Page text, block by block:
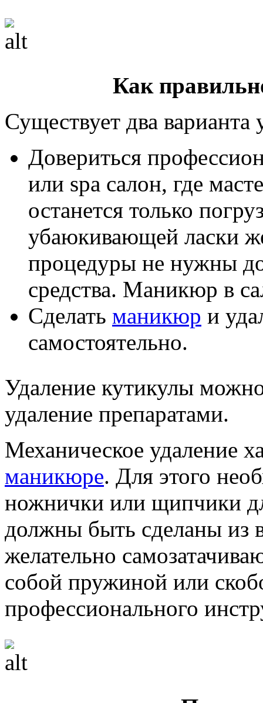
Как
Существует два варианта
Довериться
или spa салон, где
останется только
убаюкивающей ласки
процедуры не нужны
средства. Маникюр в
Сделать маникюр и
самостоятельно.
Удаление кутикулы
удаление препаратами.
Механическое удаление
маникюре. Для этого
ножнички или щипчики
должны быть сделаны из
желательно
собой пружиной или
профессионального